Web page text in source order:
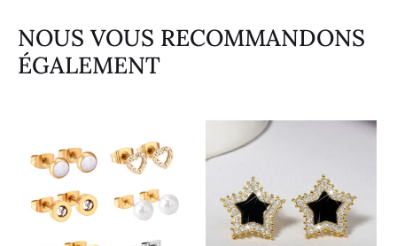
NOUS VOUS RECOMMANDONS
ÉGALEMENT